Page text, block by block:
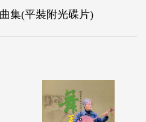
集(平裝附光碟片)